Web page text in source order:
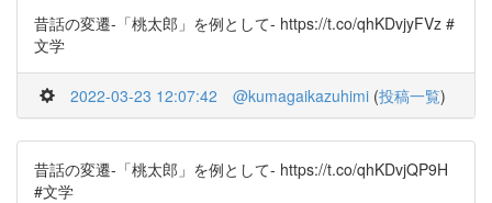
昔話の変遷-「桃太郎」を例として- https://t.co/qhKDvjyFVz #
文学
2022-03-23 12:07:42 @kumagaikazuhimi (投稿一覧)
昔話の変遷-「桃太郎」を例として- https://t.co/qhKDvjQP9H
#文学